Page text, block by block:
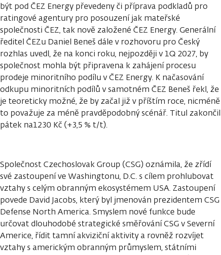
být pod ČEZ Energy převedeny či příprava podkladů pro
ratingové agentury pro posouzení jak mateřské
společnosti ČEZ, tak nově založené ČEZ Energy. Generální
ředitel ČEZu Daniel Beneš dále v rozhovoru pro Český
rozhlas uvedl, že na konci roku, nejpozději v 1Q 2027, by
společnost mohla být připravena k zahájení procesu
prodeje minoritního podílu v ČEZ Energy. K načasování
odkupu minoritních podílů v samotném ČEZ Beneš řekl, že
je teoreticky možné, že by začal již v příštím roce, nicméně
to považuje za méně pravděpodobný scénář. Titul zakončil
pátek na1230 Kč (+3,5 % t/t).
Společnost Czechoslovak Group (CSG) oznámila, že zřídí
své zastoupení ve Washingtonu, D.C. s cílem prohlubovat
vztahy s celým obranným ekosystémem USA. Zastoupení
povede David Jacobs, který byl jmenován prezidentem CSG
Defense North America. Smyslem nové funkce bude
určovat dlouhodobé strategické směřování CSG v Severní
Americe, řídit tamní akviziční aktivity a rovněž rozvíjet
vztahy s americkým obranným průmyslem, státními